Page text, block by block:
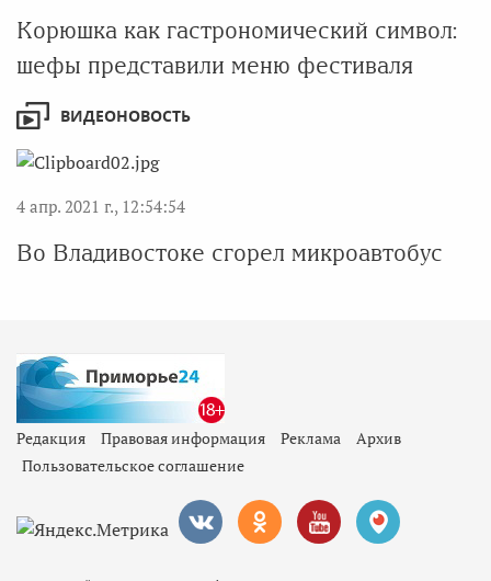
Корюшка как гастрономический символ:
шефы представили меню фестиваля
ВИДЕОНОВОСТЬ
4 апр. 2021 г., 12:54:54
Во Владивостоке сгорел микроавтобус
Редакция Правовая информация Реклама
Архив
Пользовательское соглашение